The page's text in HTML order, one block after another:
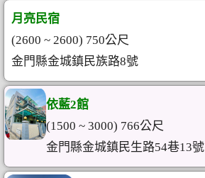
月亮民宿
(2600 ~ 2600) 750公尺
金門縣金城鎮民族路8號
依藍2館
(1500 ~ 3000) 766公尺
金門縣金城鎮民生路54巷13號